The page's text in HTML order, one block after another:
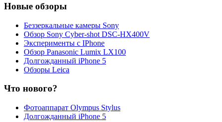
Новые обзоры
Беззеркальные камеры Sony
Обзор Sony Cyber-shot DSC-HX400V
Эксперименты с IPhone
Обзор Panasonic Lumix LX100
Долгожданный iPhone 5
Обзоры Leica
Что нового?
Фотоаппарат Olympus Stylus
Долгожданный iPhone 5